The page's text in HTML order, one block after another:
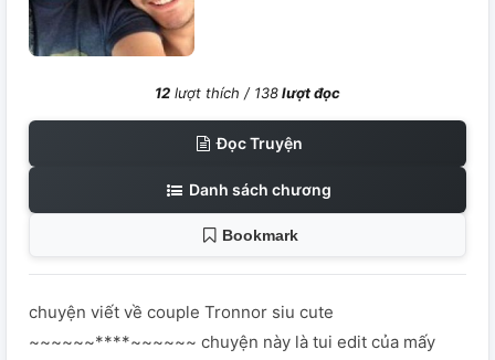
12 lượt thích / 138lượt đọc
Đọc Truyện
Danh sách chương
Bookmark
chuyện viết về couple Tronnor siu cute
~~~~~~****~~~~~~ chuyện này là tui edit của mấy